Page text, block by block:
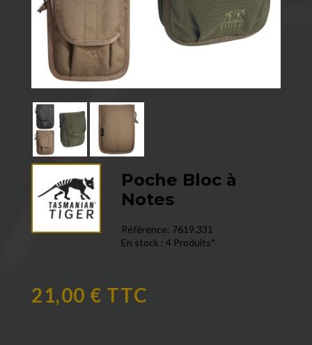
Poche Bloc à
Notes
Référence: 7619.331
En stock :4 Produits*
21,00 € TTC